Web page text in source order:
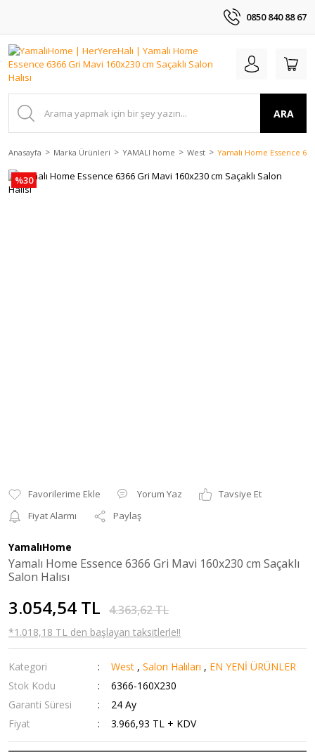
0850 840 88 67
ARA
Anasayfa Marka Ürünleri YAMALI home West Yamalı Home Essence
%30
Yorum Yaz
Tavsiye Et
Fiyat Alarmı
Paylaş
YamalıHome
Yamalı Home Essence 6366 Gri Mavi 160x230 cm Saçaklı
Salon Halısı
3.054,54 TL 4.363,62 TL
*1.018,18 TL den başlayan taksitlerle!!
Kategori West ,Salon Halıları , EN YENİ ÜRÜNLER
Stok Kodu
6366-160X230
Garanti Süresi
24 Ay
Fiyat
3.966,93 TL + KDV